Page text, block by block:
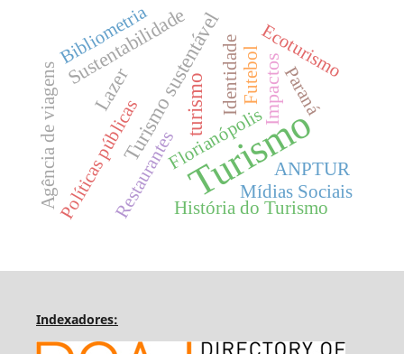
Turismo
Turismo sustentável
turismo Impactos
Lazer
Sustentabilidade Ecoturismo
Florianópolis
Mídias Sociais
Políticas públicasRestaurantes
Paraná
Bibliometria
Identidade
História do Turismo
Futebol
ANPTUR
Agência de viagens
Indexadores: